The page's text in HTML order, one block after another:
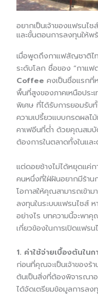
อยากเป็นเจ้าของแฟรนไ
และขั้นตอนการลงทุนให้
เมื่อพูดถึงกาแฟสัญชาติไ
ระดับโลก ชื่อของ “กาแฟ
Coffee คงเป็นชื่อแรก
พื้นที่สูงของภาคเหนือประ
พิเศษ ที่ได้รับการยอมรั
ความเปรี้ยวแบบกรดผล
คาเฟอีนที่ต่ำ ด้วยคุณสมบั
ต้องการในตลาดทั้งในและ
แต่ดอยช้างไม่ได้หยุดแค่
คนหนึ่งที่ใฝ่ฝันอยากมีร้าน
โอกาสให้คุณสามารถเข้าม
ลงทุนในระบบแฟรนไชส์
อย่างไร บทความนี้จะพาคุ
เกี่ยวข้องในการเปิดแฟร
1. ค่าใช้จ่ายเบื้องต้นใน
ก่อนที่คุณจะเป็นเจ้าของร้
ต้นเป็นสิ่งที่ต้องพิจารณา
ได้จัดเตรียมข้อมูลการล